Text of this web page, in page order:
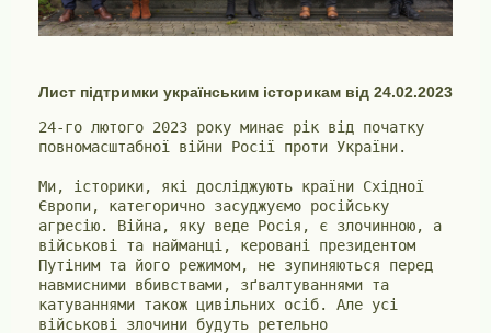
Лист підтримки українським історикам від 24.02.2023
24-го лютого 2023 року минає рік від початку
повномасштабної війни Росії проти України.
Ми, історики, які досліджують країни Східної
Європи, категорично засуджуємо російську
агресію. Війна, яку веде Росія, є злочинною, а
військові та найманці, керовані президентом
Путіним та його режимом, не зупиняються перед
навмисними вбивствами, зґвалтуваннями та
катуваннями також цивільних осіб. Але усі
військові злочини будуть ретельно